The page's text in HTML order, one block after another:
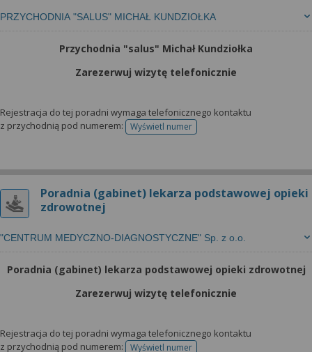
PRZYCHODNIA "SALUS" MICHAŁ KUNDZIOŁKA
Przychodnia "salus" Michał Kundziołka
Zarezerwuj wizytę telefonicznie
Rejestracja do tej poradni wymaga telefonicznego kontaktu
z przychodnią pod numerem:
Wyświetl numertelefonu do rejestracji
Poradnia (gabinet) lekarza podstawowej opieki
zdrowotnej
"CENTRUM MEDYCZNO-DIAGNOSTYCZNE" Sp. z o.o.
Poradnia (gabinet) lekarza podstawowej opieki zdrowotnej
Zarezerwuj wizytę telefonicznie
Rejestracja do tej poradni wymaga telefonicznego kontaktu
z przychodnią pod numerem:
Wyświetl numer